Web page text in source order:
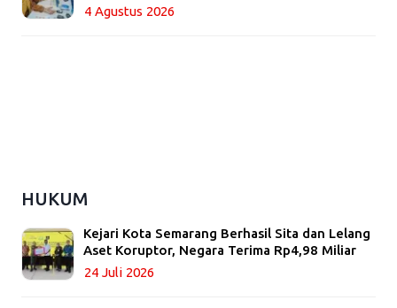
4 Agustus 2026
HUKUM
Kejari Kota Semarang Berhasil Sita dan Lelang
Aset Koruptor, Negara Terima Rp4,98 Miliar
24 Juli 2026